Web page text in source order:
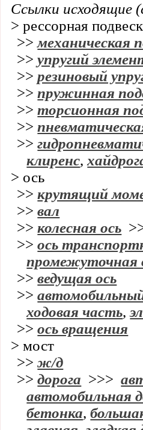
Ссылки исходящие
> рессорная
>>механическая
>>упругий
>>резиновый
>>пружинная
>>торсионная
>>
>>
клиренс,
> ось
>>крутящий
>>вал
>>колесная ось
>>ось
промежуточная
>>ведущая ось
>>
ходовая часть,
>>ось вращения
> мост
>>ж/д
>>дорога >>>
автомобильная
бетонка,